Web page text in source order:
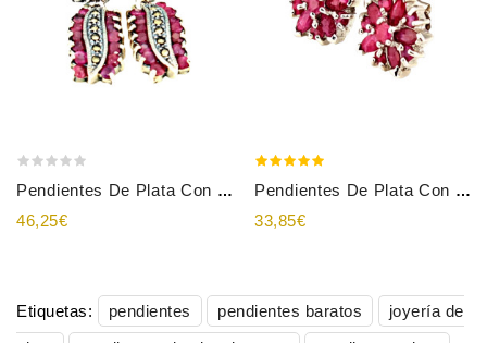
Pendientes De Plata Con Rubíes
46,25€
Pendientes De Plata Con Rubíes
33,85€
Etiquetas: pendientes pendientes baratos
joyería de